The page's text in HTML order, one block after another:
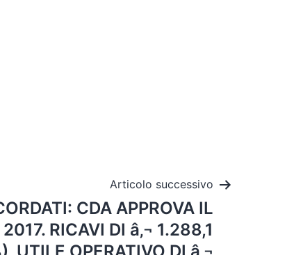
Articolo successivo
CDA APPROVA IL
RICAVI DI â‚¬ 1.288,1